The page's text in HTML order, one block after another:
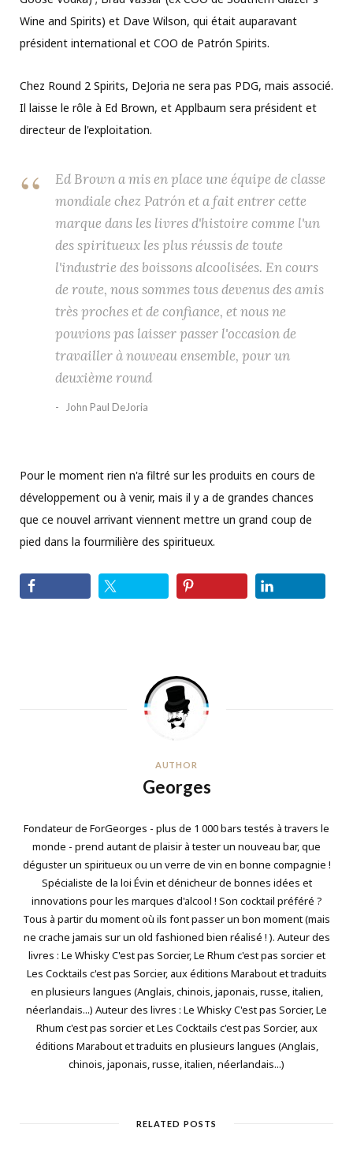
Wine and Spirits) et Dave Wilson, qui était auparavant
président international et COO de Patrón Spirits.
Chez Round 2 Spirits, DeJoria ne sera pas PDG, mais associé.
Il laisse le rôle à Ed Brown, et Applbaum sera président et
directeur de l'exploitation.
Ed Brown a mis en place une équipe de classe
mondiale chez Patrón et a fait entrer cette
marque dans les livres d'histoire comme l'un
des spiritueux les plus réussis de toute
l'industrie des boissons alcoolisées. En cours
de route, nous sommes tous devenus des amis
très proches et de confiance, et nous ne
pouvions pas laisser passer l'occasion de
travailler à nouveau ensemble, pour un
deuxième round
John Paul DeJoria
Pour le moment rien n'a filtré sur les produits en cours de
développement ou à venir, mais il y a de grandes chances
que ce nouvel arrivant viennent mettre un grand coup de
pied dans la fourmilière des spiritueux.
AUTHOR
Georges
Fondateur de ForGeorges - plus de 1 000 bars testés à travers le
monde - prend autant de plaisir à tester un nouveau bar, que
déguster un spiritueux ou un verre de vin en bonne compagnie !
Spécialiste de la loi Évin et dénicheur de bonnes idées et
innovations pour les marques d'alcool ! Son cocktail préféré ?
Tous à partir du moment où ils font passer un bon moment (mais
ne crache jamais sur un old fashioned bien réalisé ! ). Auteur des
livres : Le Whisky C'est pas Sorcier, Le Rhum c'est pas sorcier et
Les Cocktails c'est pas Sorcier, aux éditions Marabout et traduits
en plusieurs langues (Anglais, chinois, japonais, russe, italien,
néerlandais...) Auteur des livres : Le Whisky C'est pas Sorcier, Le
Rhum c'est pas sorcier et Les Cocktails c'est pas Sorcier, aux
éditions Marabout et traduits en plusieurs langues (Anglais,
chinois, japonais, russe, italien, néerlandais...)
RELATED POSTS